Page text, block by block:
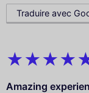
Traduire avec
Amazing